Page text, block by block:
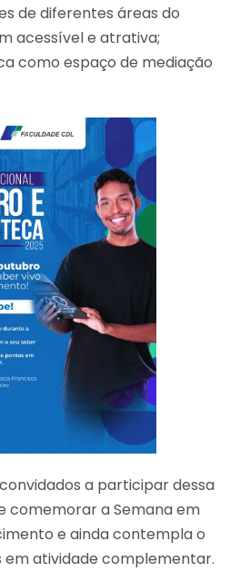
de diferentes áreas do
acessível e atrativa;
como espaço de mediação
a participar dessa
comemorar a Semana em
e ainda contempla o
atividade complementar.